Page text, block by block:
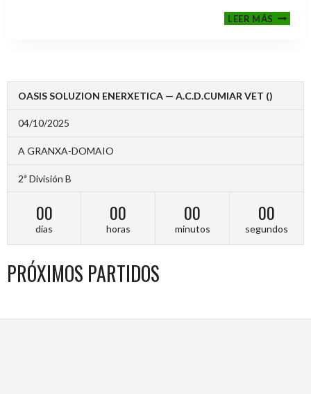
LEER MÁS
2024-
OASIS SOLUZION ENERXETICA — A.C.D.CUMIAR VET ()
04/10/2025
A GRANXA-DOMAIO
2ª División B
00
días
00
horas
00
minutos
00
segundos
PRÓXIMOS PARTIDOS